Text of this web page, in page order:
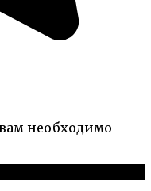
необходимо